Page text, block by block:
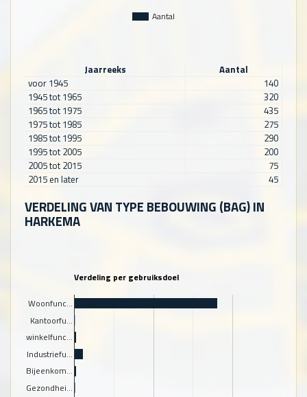
Aantal
Jaarreeks
Aantal
voor 1945
140
1945 tot 1965
320
1965 tot 1975
435
1975 tot 1985
275
1985 tot 1995
290
1995 tot 2005
200
2005 tot 2015
75
2015 en later
45
VERDELING VAN TYPE BEBOUWING (BAG) IN
HARKEMA
Verdeling per gebruiksdoel
Woonfunc…
Kantoorfu…
winkelfunc…
Industriefu…
Bijeenkom…
Gezondhei…